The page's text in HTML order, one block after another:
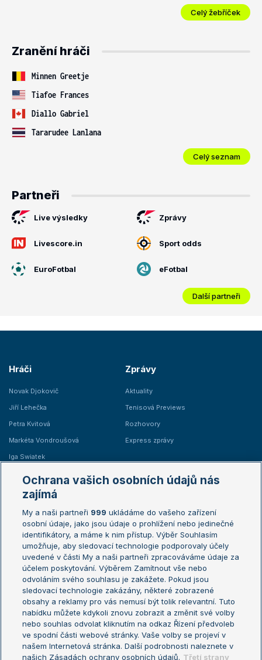
Celý žebříček
Zranění hráči
Minnen Greetje
Tiafoe Frances
Diallo Gabriel
Tararudee Lanlana
Celý seznam
Partneři
Live výsledky Zprávy
Livescore.in Sport odds
EuroFotbal eFotbal
Další partneři
Hráči
Novak Djokovič
Jiří Lehečka
Petra Kvitová
Markéta Vondroušová
Iga Swiatek
Zprávy
Aktuality
Tenisová Previews
Rozhovory
Express zprávy
Žebříčky
Žebříček ATP (muži)
Žebříček WTA (ženy)
Sázkařský žebříček
Australian Open
French Open
Wimbledon
US Open
Turnaj mistrů
Turnaj mistryň
Aktualní trendy
Fotbalové přestupy
Livesport Daily
Ochrana vašich osobních údajů nás
zajímá
My a naši partneři 999 ukládáme do vašeho zařízení
osobní údaje, jako jsou údaje o prohlížení nebo jedinečné
identifikátory, a máme k nim přístup. Výběr Souhlasím
umožňuje, aby sledovací technologie podporovaly účely
uvedené v části My a naši partneři zpracováváme údaje za
účelem poskytování. Výběrem Zamítnout vše nebo
odvoláním svého souhlasu je zakážete. Pokud jsou
sledovací technologie zakázány, některé zobrazené
obsahy a reklamy pro vás nemusí být tolik relevantní. Tuto
nabídku můžete kdykoli znovu zobrazit a změnit své volby
nebo souhlas odvolat kliknutím na odkaz Řízení předvoleb
ve spodní části webové stránky. Vaše volby se projeví v
našem Internetová stránka. Další podrobnosti naleznete v
našich Zásadách ochrany osobních údajů. Třetí strany